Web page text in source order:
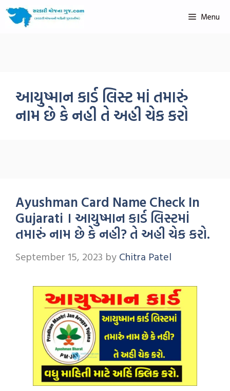
Menu
આયુષ્માન કાર્ડ લિસ્ટ માં તમારું
નામ છે કે નહી તે અહી ચેક કરો
Ayushman Card Name Check In
Gujarati । આયુષ્માન કાર્ડ લિસ્ટમાં
તમારું નામ છે કે નહી? તે અહી ચેક કરો.
September 15, 2023 by Chitra Patel